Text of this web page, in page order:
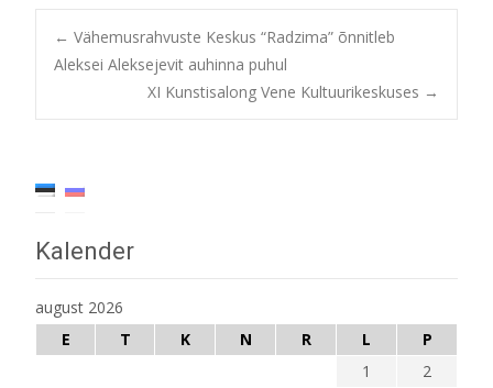
Post
navigation
← Vähemusrahvuste Keskus “Radzima” õnnitleb
Aleksei Aleksejevit auhinna puhul
XI Kunstisalong Vene Kultuurikeskuses →
Kalender
august 2026
E
T K N R L
P
1
2